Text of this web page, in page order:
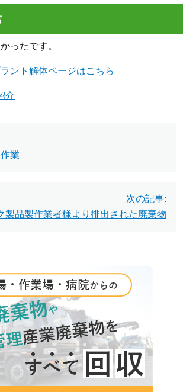
ったです。
ント解体ページはこちら
介
業
次の記事:
製品製作業者様より排出された廃棄物